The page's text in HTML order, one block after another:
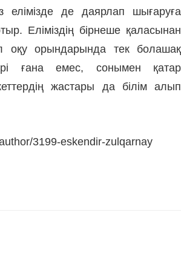
елімізде де даярлап шығаруға
Елі­міздің бірнеше қаласынан
оқу орындарында тек болашақ
ғана емес, сонымен қатар
жастары да білім алып
3199-eskendir-zulqarnay